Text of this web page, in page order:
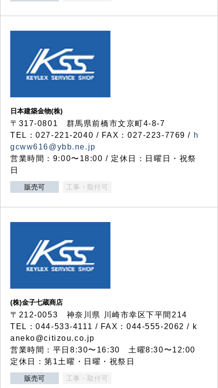
日本建築金物(株)
〒317‐0801 群馬県前橋市文京町4-8-7
TEL：027-221-2040 / FAX：027-223-7769 / h
gcww616@ybb.ne.jp
営業時間：9:00〜18:00 / 定休日：日曜日・祝祭
日
販売可 工事・取付可
(株)金子七蔵商店
〒212-0053 神奈川県 川崎市幸区下平間214
TEL：044-533-4111 / FAX：044-555-2062 / k
aneko@citizou.co.jp
営業時間：平日8:30〜16:30 土曜8:30〜12:00
定休日：第1土曜・日曜・祝祭日
販売可 工事・取付可